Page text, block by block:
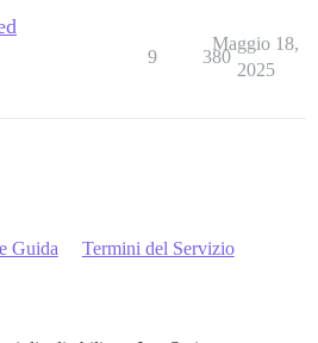
9 380
Maggio 18,
2025
Guida Termini del Servizio